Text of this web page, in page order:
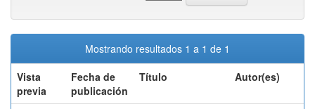
Mostrando resultados 1 a 1 de 1
Vista
previa
Fecha de
publicación
Título Autor(es)